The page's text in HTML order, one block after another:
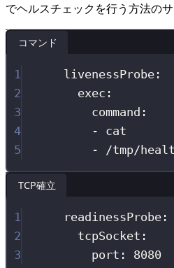
でヘルスチェックを行う方法のサ
コマンド
1 livenessProbe :
2
exec :
3
command :
4
-
cat
5
- /tmp/
TCP確立
1 readinessProbe :
2
tcpSocket :
3
port : 8080